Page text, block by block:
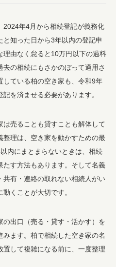
2024年4月から相続登記が義務化
と知った日から3年以内の登記申
理由なく怠ると10万円以下の過料
の相続にもさかのぼって適用さ
している柏の空き家も、令和9年
を済ませる必要があります。
売ることも貸すことも解体して
理は、空き家を動かすための最
内にまとまらないときは、相続
たす方法もあります。そして名義
有・連絡の取れない相続人がい
くことが大切です。
出口（売る・貸す・活かす）を
ます。柏で相続した空き家の名
して複雑になる前に、一度整理